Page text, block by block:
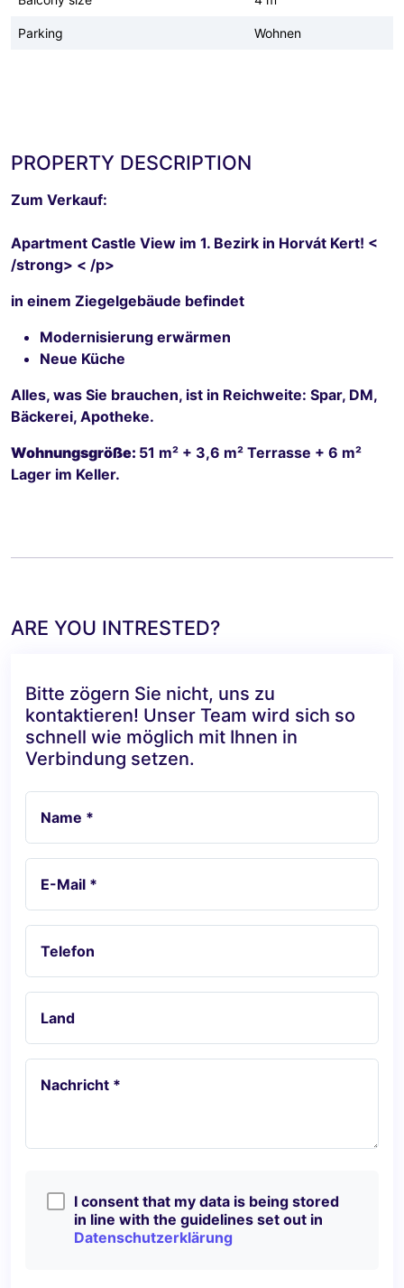
Parking Wohnen
PROPERTY DESCRIPTION
Zum Verkauf:
Apartment Castle View im 1. Bezirk in Horvát Kert! <
/strong> < /p>
in einem Ziegelgebäude befindet
Modernisierung erwärmen
Neue Küche
Alles, was Sie brauchen, ist in Reichweite: Spar, DM,
Bäckerei, Apotheke.
Wohnungsgröße: 51 m² + 3,6 m² Terrasse + 6 m²
Lager im Keller.
ARE YOU INTRESTED?
Bitte zögern Sie nicht, uns zu
kontaktieren! Unser Team wird sich so
schnell wie möglich mit Ihnen in
Verbindung setzen.
Name *
E-Mail *
Telefon
Land
Nachricht *
I consent that my data is being stored
in line with the guidelines set out in
Datenschutzerklärung